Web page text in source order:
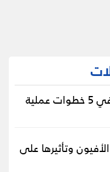
أسرع طريقة لتبطيل الهيروين في 5 خطوات عملية
الأفيون وتأثيرها على